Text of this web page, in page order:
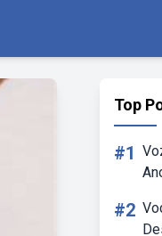
Top
#1
#2